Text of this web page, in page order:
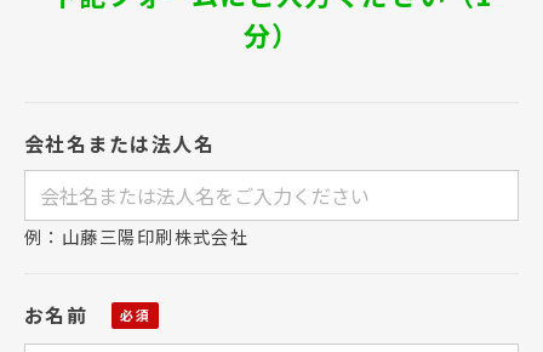
分）
会社名または法人名
例：山藤三陽印刷株式会社
お名前